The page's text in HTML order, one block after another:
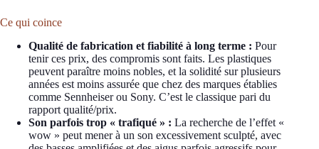
Ce qui coince
Qualité de fabrication et fiabilité à long terme : Pour
tenir ces prix, des compromis sont faits. Les plastiques
peuvent paraître moins nobles, et la solidité sur plusieurs
années est moins assurée que chez des marques établies
comme Sennheiser ou Sony. C’est le classique pari du
rapport qualité/prix.
Son parfois trop « trafiqué » : La recherche de l’effet «
wow » peut mener à un son excessivement sculpté, avec